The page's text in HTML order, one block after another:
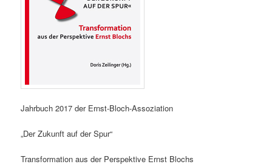
Jahrbuch 2017 der Ernst-Bloch-Assoziation
„Der Zukunft auf der Spur“
Transformation aus der Perspektive Ernst Blochs